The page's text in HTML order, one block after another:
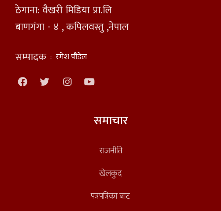
ठेगाना: वैखरी मिडिया प्रा.लि
बाणगंगा - ४ , कपिलवस्तु ,नेपाल
सम्पादक : रमेश पौडेल
समाचार
राजनीति
खेलकुद
पत्रपत्रिका बाट